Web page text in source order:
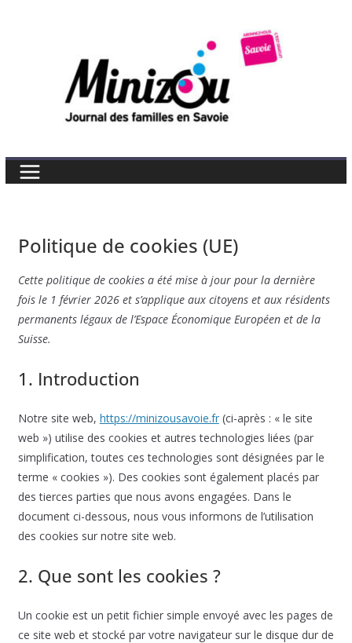
Politique de cookies (UE)
Cette politique de cookies a été mise à jour pour la dernière
fois le 1 février 2026 et s’applique aux citoyens et aux résidents
permanents légaux de l’Espace Économique Européen et de la
Suisse.
1. Introduction
Notre site web, https://minizousavoie.fr(ci-après : « le site
web ») utilise des cookies et autres technologies liées (par
simplification, toutes ces technologies sont désignées par le
terme « cookies »). Des cookies sont également placés par
des tierces parties que nous avons engagées. Dans le
document ci-dessous, nous vous informons de l’utilisation
des cookies sur notre site web.
2. Que sont les cookies ?
Un cookie est un petit fichier simple envoyé avec les pages de
ce site web et stocké par votre navigateur sur le disque dur de